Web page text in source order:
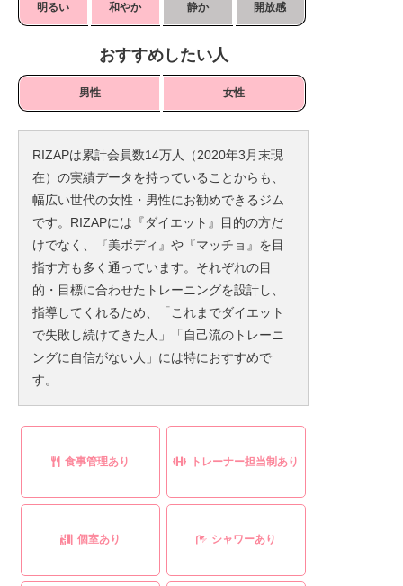
明るい 和やか 静か 開放感
おすすめしたい人
男性 女性
RIZAPは累計会員数14万人（2020年3月末現
在）の実績データを持っていることからも、
幅広い世代の女性・男性にお勧めできるジム
です。RIZAPには『ダイエット』目的の方だ
けでなく、『美ボディ』や『マッチョ』を目
指す方も多く通っています。それぞれの目
的・目標に合わせたトレーニングを設計し、
指導してくれるため、「これまでダイエット
で失敗し続けてきた人」「自己流のトレーニ
ングに自信がない人」には特におすすめで
す。
食事管理あり トレーナー担当制あり
個室あり シャワーあり